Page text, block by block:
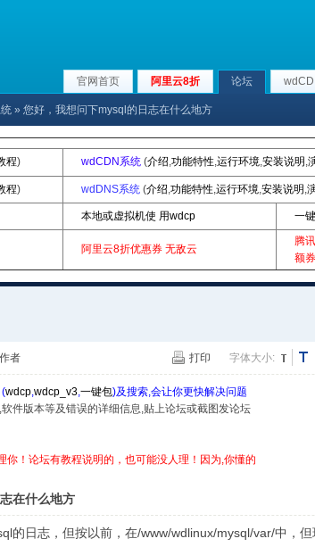
官网首页 阿里云8折 论坛
» 您好，我想问下mysql的日志在什么地方
程) wdCDN系统 (介绍,功能特性,运行环境,安装说明 ,
程) wdDNS系统 (介绍,功能特性,运行环境,安装说明 ,
本地或虚拟机使 用wdcp 一
阿里云8折优惠券 无敌云
腾
额
打印 字体大小:
者
(wdcp,wdcp_v3,一键包)及搜索,会让你更快解决问题
件版本等及错误的详细信息,贴上论坛或截图发论坛
你！论坛有教程说明的，也可能没人理！因为,你懂的
在什么地方
的日志，但按以前，在/www/wdlinux/mysql/var/中，